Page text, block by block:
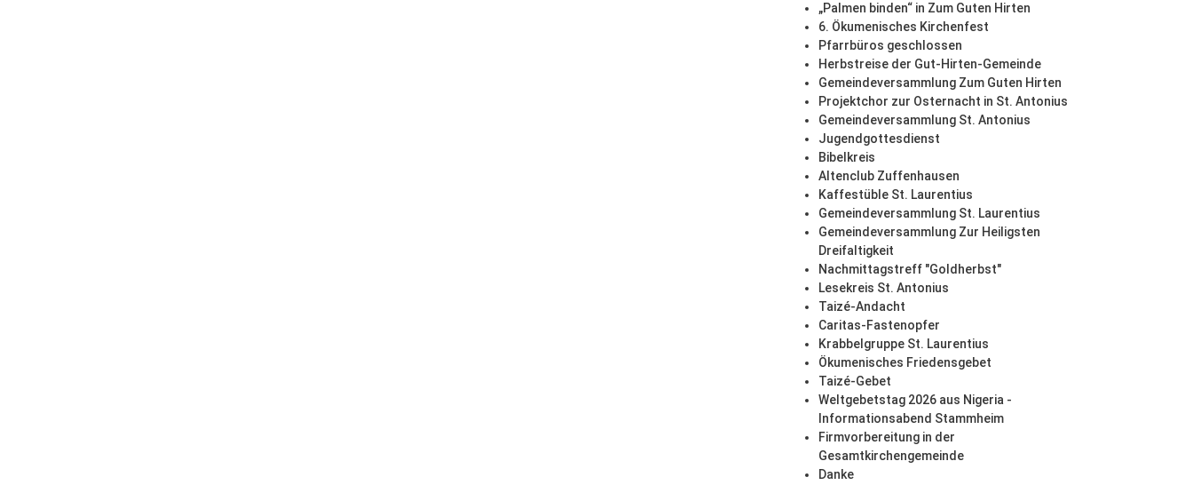
„Palmen binden“ in Zum Guten Hirten
6. Ökumenisches Kirchenfest
Pfarrbüros geschlossen
Herbstreise der Gut-Hirten-Gemeinde
Gemeindeversammlung Zum Guten Hirten
Projektchor zur Osternacht in St. Antonius
Gemeindeversammlung St. Antonius
Jugendgottesdienst
Bibelkreis
Altenclub Zuffenhausen
Kaffestüble St. Laurentius
Gemeindeversammlung St. Laurentius
Gemeindeversammlung Zur Heiligsten
Dreifaltigkeit
Nachmittagstreff "Goldherbst"
Lesekreis St. Antonius
Taizé-Andacht
Caritas-Fastenopfer
Krabbelgruppe St. Laurentius
Ökumenisches Friedensgebet
Taizé-Gebet
Weltgebetstag 2026 aus Nigeria -
Informationsabend Stammheim
Firmvorbereitung in der
Gesamtkirchengemeinde
Danke